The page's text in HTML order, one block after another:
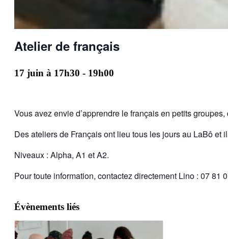
Atelier de français
17 juin à 17h30 - 19h00
Vous avez envie d’apprendre le français en petits
Des ateliers de Français ont lieu tous les jours au LaBô et
Niveaux : Alpha, A1 et A2.
Pour toute information, contactez directement Lino : 07 81
Évènements liés